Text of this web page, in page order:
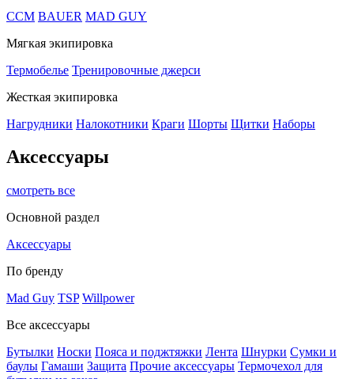
CCM BAUER MAD GUY
Мягкая экипировка
Термобелье Тренировочные джерси
Жесткая экипировка
Нагрудники Налокотники Краги Шорты Щитки Наборы
Аксессуары
смотреть все
Основной раздел
Аксессуары
По бренду
Mad Guy TSP Willpower
Все аксессуары
Бутылки Носки Пояса и поджтяжки Лента Шнурки Сумки и
баулы Гамаши Защита Прочие аксессуары Термочехол для